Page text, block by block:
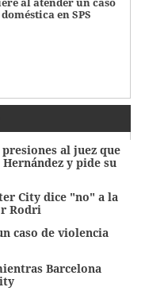
en SPS
presiones al juez que
y pide su
City dice "no" a la
Rodri
caso de violencia
Barcelona